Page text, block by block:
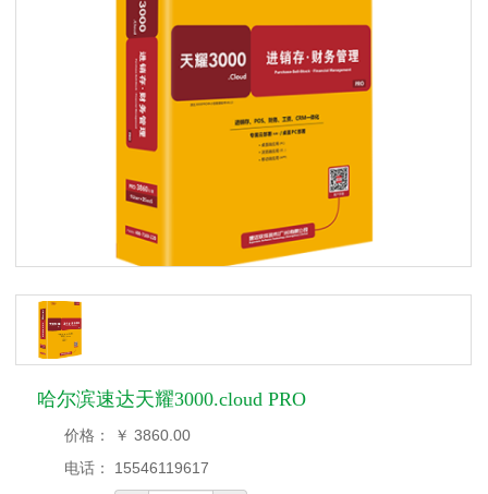
哈尔滨速达天耀3000.cloud PRO
价格： ￥3860.00
电话：
15546119617